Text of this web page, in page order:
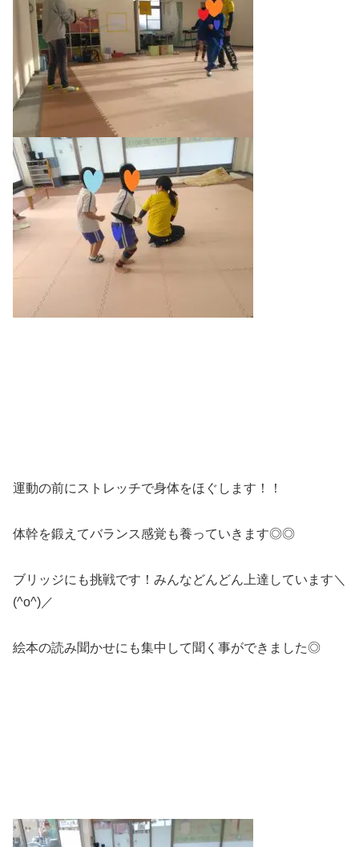
運動の前にストレッチで身体をほぐします！！
体幹を鍛えてバランス感覚も養っていきます◎◎
ブリッジにも挑戦です！みんなどんどん上達しています＼
(^o^)／
絵本の読み聞かせにも集中して聞く事ができました◎